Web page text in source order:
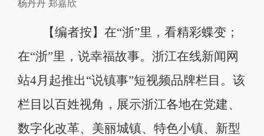
杨丹丹 郑嘉欣
【编者按】在“浙”里，看精彩蝶变；
在“浙”里，说幸福故事。浙江在线新闻网
站4月起推出“说镇事”短视频品牌栏目。该
栏目以百姓视角，展示浙江各地在党建、
数字化改革、美丽城镇、特色小镇、新型